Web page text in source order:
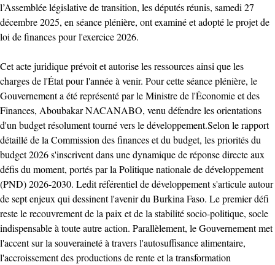
l’Assemblée législative de transition, les députés réunis, samedi 27
décembre 2025, en séance plénière, ont examiné et adopté le projet de
loi de finances pour l'exercice 2026.
Cet acte juridique prévoit et autorise les ressources ainsi que les
charges de l'État pour l'année à venir. Pour cette séance plénière, le
Gouvernement a été représenté par le Ministre de l'Économie et des
Finances, Aboubakar NACANABO, venu défendre les orientations
d'un budget résolument tourné vers le développement. ​Selon le rapport
détaillé de la Commission des finances et du budget, les priorités du
budget 2026 s'inscrivent dans une dynamique de réponse directe aux
défis du moment, portés par la Politique nationale de développement
(PND) 2026-2030. Ledit référentiel de développement s'articule autour
de sept enjeux qui dessinent l'avenir du Burkina Faso. Le premier défi
reste le recouvrement de la paix et de la stabilité socio-politique, socle
indispensable à toute autre action. Parallèlement, le Gouvernement met
l'accent sur la souveraineté à travers l'autosuffisance alimentaire,
l'accroissement des productions de rente et la transformation